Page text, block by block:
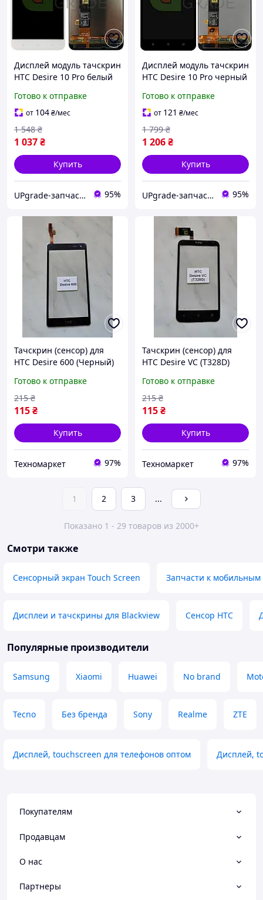
Дисплей модуль тачскрин
HTC Desire 10 Pro белый
Готово к отправке
от 104₴/мес
1 037₴
1 548 ₴
Купить
UPgrade-запчасти для мобильных телефонов и планшетов 95%
Дисплей модуль тачскрин
HTC Desire 10 Pro черный
Готово к отправке
от 121 ₴/мес
1 206₴
1 799 ₴
Купить
UPgrade-запчасти для мобильных телефонов и планшетов 95%
Тачскрин (сенсор) для
HTC Desire 600 (Черный)
Готово к отправке
115₴
215 ₴
Купить
Техномаркет 97%
Тачскрин (сенсор) для
HTC Desire VC (T328D)
Готово к отправке
115₴
215 ₴
Купить
Техномаркет 97%
1 2 3 ...
Показано 1 - 29 товаров из 2000+
Смотри также
Сенсорный экран Touch Screen Запчасти к
Дисплеи и тачскрины для Blackview Сенсор HTC
Популярные производители
Samsung Xiaomi Huawei No brand
Tecno Без бренда Sony Realme ZTE
Дисплей, touchscreen для телефонов оптом Дисплей,
Покупателям
Продавцам
О нас
Партнеры